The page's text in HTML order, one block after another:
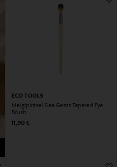
ECO TOOLS
Meigipintsel Sea Gems Tapered Eye
Brush
Original Price
11,90 €